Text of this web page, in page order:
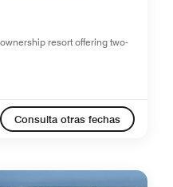
resort offering two-
Consulta otras fechas